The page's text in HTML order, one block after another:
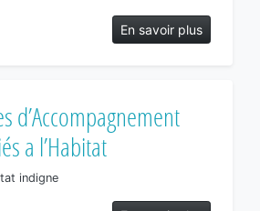
En savoir plus
d’Accompagnement
a l’Habitat
indigne